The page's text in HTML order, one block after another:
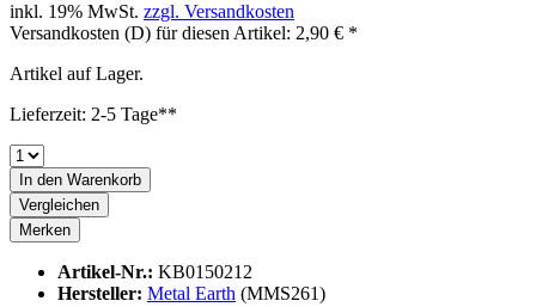
inkl. 19% MwSt. zzgl. Versandkosten
Versandkosten (D) für diesen Artikel: 2,90 € *
Artikel auf Lager.
Lieferzeit: 2-5 Tage**
In den Warenkorb
Vergleichen
Merken
Artikel-Nr.: KB0150212
Hersteller: Metal Earth (MMS261)